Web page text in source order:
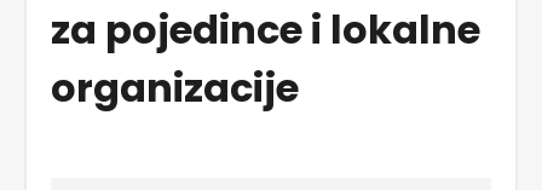
za pojedince i lokalne
organizacije